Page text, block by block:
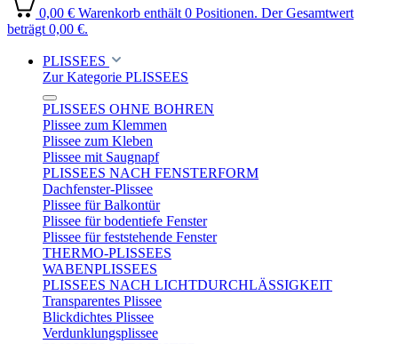
0,00 € Warenkorb enthält 0 Positionen. Der Gesamtwert
beträgt 0,00 €.
PLISSEES
Zur Kategorie PLISSEES
PLISSEES OHNE BOHREN
Plissee zum Klemmen
Plissee zum Kleben
Plissee mit Saugnapf
PLISSEES NACH FENSTERFORM
Dachfenster-Plissee
Plissee für Balkontür
Plissee für bodentiefe Fenster
Plissee für feststehende Fenster
THERMO-PLISSEES
WABENPLISSEES
PLISSEES NACH LICHTDURCHLÄSSIGKEIT
Transparentes Plissee
Blickdichtes Plissee
Verdunklungsplissee